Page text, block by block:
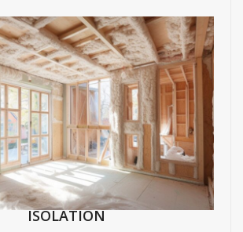
ISOLATION